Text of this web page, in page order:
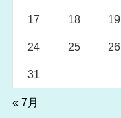
17 18 19
24 25 26
31
« 7月